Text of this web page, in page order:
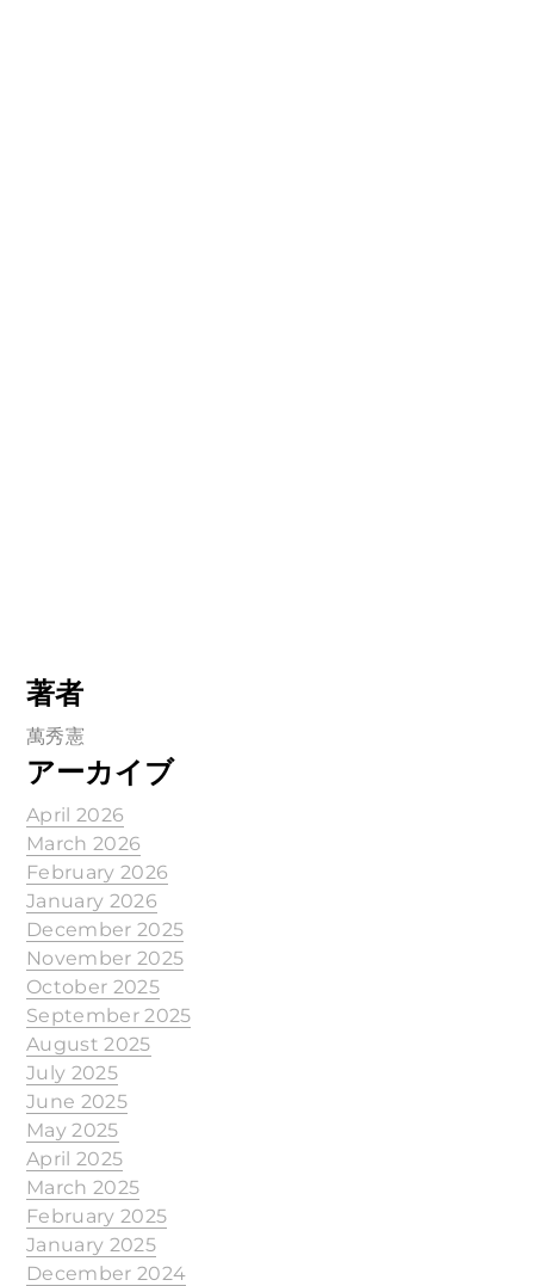
著者
萬秀憲
アーカイブ
April 2026
March 2026
February 2026
January 2026
December 2025
November 2025
October 2025
September 2025
August 2025
July 2025
June 2025
May 2025
April 2025
March 2025
February 2025
January 2025
December 2024